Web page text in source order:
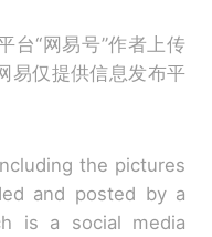
台“网易号”作者上传
易仅提供信息发布平
the pictures
and posted by a
is a social media